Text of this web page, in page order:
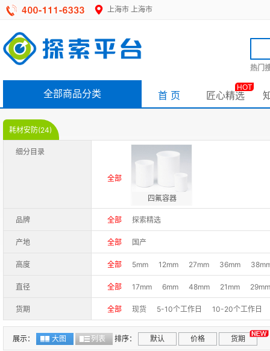
上海市 上海市
热门
全部商品分类 首 页 匠心精选
HOT
耗材安防(24)
细分目录
全部
四氟容器
品牌 全部 探索精选
产地 全部 国产
高度 全部 5mm 12mm 27mm 36mm
直径 全部 17mm 6mm 48mm 21mm 29mm
货期 全部 现货 5-10个工作日 10-20个工作日
展示： 大图 列表 排序： 默认 价格 货期